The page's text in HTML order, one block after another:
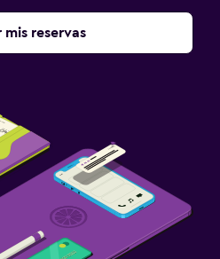
mis reservas